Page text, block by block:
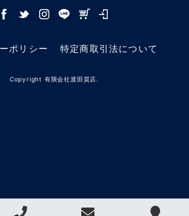
ポリシー 特定商取引法について
Copyright 有限会社渡田質店.